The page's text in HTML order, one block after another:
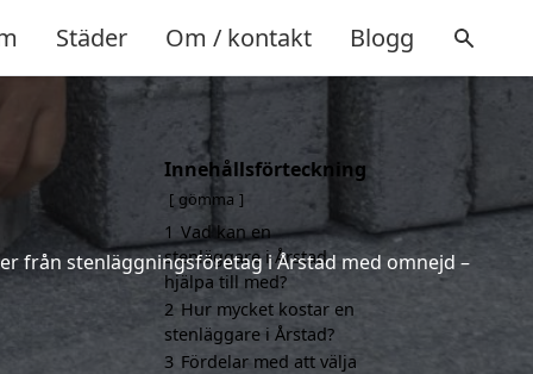
Städer Om / kontakt Blogg
från stenläggningsföretag i Årstad med omnejd –
Innehållsförteckning
gömma
1 Vad kan en
stenläggare i Årstad
hjälpa till med?
2 Hur mycket kostar en
stenläggare i Årstad?
3 Fördelar med att välja